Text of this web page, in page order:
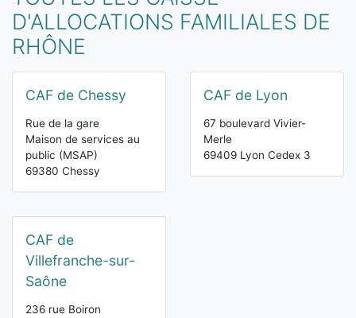
D'ALLOCATIONS FAMILIALES DE
RHÔNE
CAF de Chessy
Rue de la gare
Maison de services au
public (MSAP)
69380 Chessy
CAF de Lyon
67 boulevard Vivier-
Merle
69409 Lyon Cedex 3
CAF de
Villefranche-sur-
Saône
236 rue Boiron